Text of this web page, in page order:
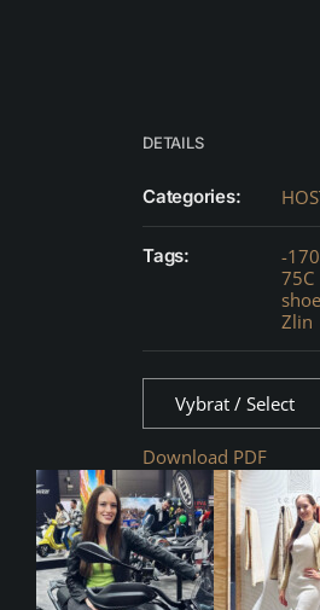
DETAILS
Categories:
Tags:
-170
75C
Zlin
Vybrat / Select
Download PDF